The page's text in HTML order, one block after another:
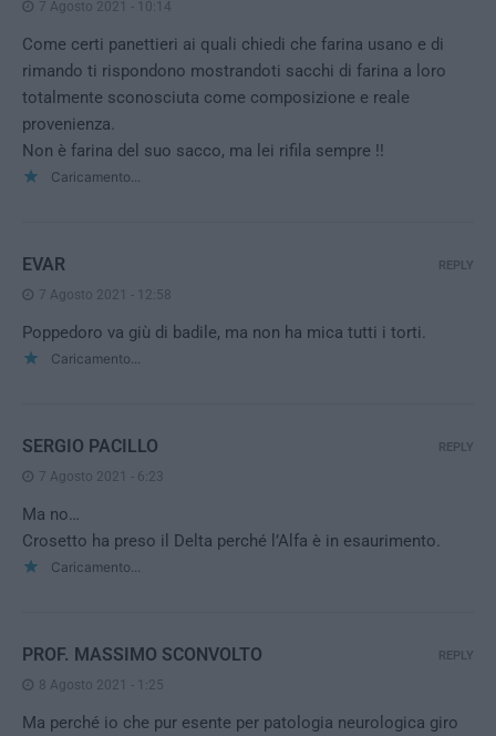
7 Agosto 2021 - 10:14
Come certi panettieri ai quali chiedi che farina usano e di
rimando ti rispondono mostrandoti sacchi di farina a loro
totalmente sconosciuta come composizione e reale
provenienza.
Non è farina del suo sacco, ma lei rifila sempre !!
Caricamento...
EVAR
7 Agosto 2021 - 12:58
Poppedoro va giù di badile, ma non ha mica tutti i torti.
Caricamento...
REPLY
SERGIO PACILLO
7 Agosto 2021 - 6:23
Ma no…
Crosetto ha preso il Delta perché l’Alfa è in esaurimento.
Caricamento...
REPLY
PROF. MASSIMO SCONVOLTO
8 Agosto 2021 - 1:25
Ma perché io che pur esente per patologia neurologica giro
REPLY